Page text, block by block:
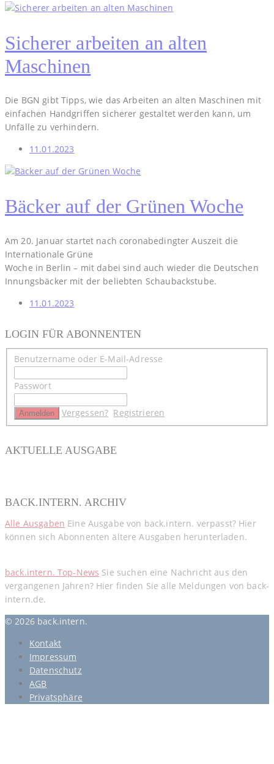
Sicherer arbeiten an alten
Maschinen
Die BGN gibt Tipps, wie das Arbeiten an alten Maschinen mit
einfachen Handgriffen sicherer gestaltet werden kann, um
Unfälle zu verhindern.
11.01.2023
Bäcker auf der Grünen Woche
Am 20. Januar startet nach coronabedingter Auszeit die
Internationale Grüne
Woche in Berlin – mit dabei sind auch wieder die Deutschen
Innungsbäcker mit der beliebten Schaubackstube.
11.01.2023
LOGIN FÜR ABONNENTEN
Benutzername oder E-Mail-Adresse
Passwort
Vergessen? Registrieren
AKTUELLE AUSGABE
BACK.INTERN. ARCHIV
Alle Ausgaben Eine Ausgabe von back.intern. verpasst? Hier
können sich Abonnenten ältere Ausgaben herunterladen.
back.intern. Top-News Sie suchen eine Nachricht aus den
vergangenen Jahren? Hier finden Sie alle Meldungen von back-
intern.de.
© 2026 back.intern.
Kontakt
Impressum
Datenschutz
AGB
Privatsphäre